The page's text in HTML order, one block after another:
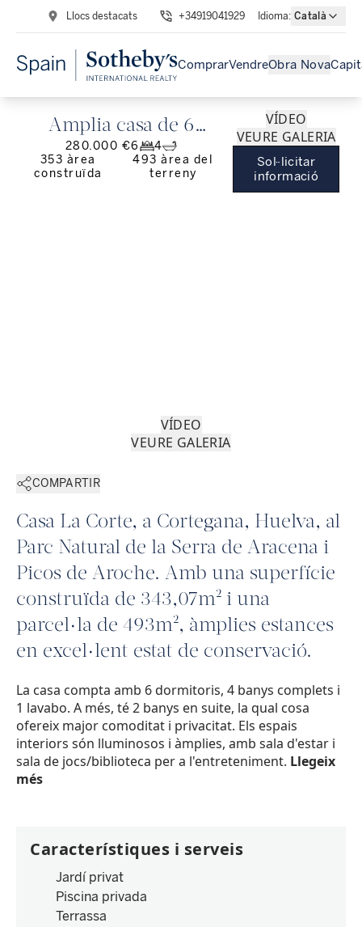
Llocs destacats +34919041929 Idioma: Català
ComprarVendreObra Nova
Amplia casa de 6
dormitoris en venda a
Cortegana, Huelva
280.000 €6
4
353 àrea
construïda
493 àrea del
terreny
VÍDEO
VEURE GALERIA
Sol·licitar
informació
VÍDEO
VEURE GALERIA
COMPARTIR
Casa La Corte, a Cortegana, Huelva, al
Parc Natural de la Serra de Aracena i
Picos de Aroche. Amb una superfície
construïda de 343,07m² i una
parcel·la de 493m², àmplies estances
en excel·lent estat de conservació.
La casa compta amb 6 dormitoris, 4 banys complets i
1 lavabo. A més, té 2 banys en suite, la qual cosa
ofereix major comoditat i privacitat. Els espais
interiors són lluminosos i àmplies, amb sala d'estar i
sala de jocs/biblioteca per a l'entreteniment. Llegeix
més
Característiques i serveis
Jardí privat
Piscina privada
Terrassa